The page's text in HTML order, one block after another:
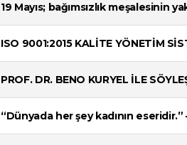
19 Mayıs; bağımsızlık
ISO 9001:2015 KALİTE YÖNETİM
PROF. DR. BENO KURYEL İLE
“Dünyada her şey kadının